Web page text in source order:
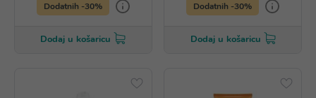
Dodatnih -30%
Dodaj u košaricu
Dodatnih -30%
Dodaj u košaricu